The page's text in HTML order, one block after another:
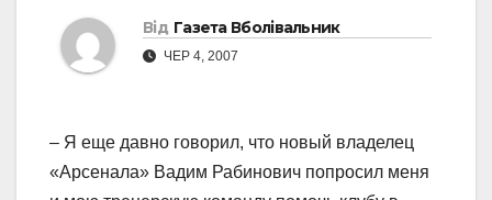
Від Газета Вболівальник
ЧЕР 4, 2007
– Я еще давно говорил, что новый владелец
«Арсенала» Вадим Рабинович попросил меня